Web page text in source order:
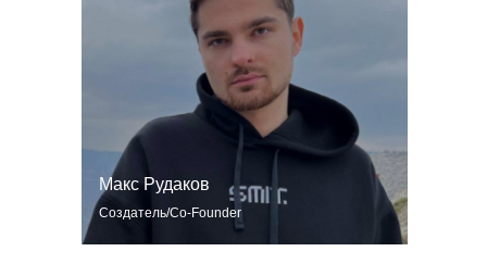
Создатель/Co-Founder
Макс Рудаков